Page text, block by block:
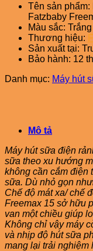
Tên sản
Fatzbaby
Màu sắc:
Thương hiệu:
Sản xuất tại:
Bảo hành: 12
Danh mục: Máy hút
Mô tả
Máy hút sữa điện
sữa theo xu hướng
không cần cắm điện
sữa. Dù nhỏ gọn
Chế độ mát xa/ chế
Freemax 15 sở hữu
van một chiều giúp
Không chỉ vậy máy
và nhịp độ hút sữa
mang lại trải nghiệm